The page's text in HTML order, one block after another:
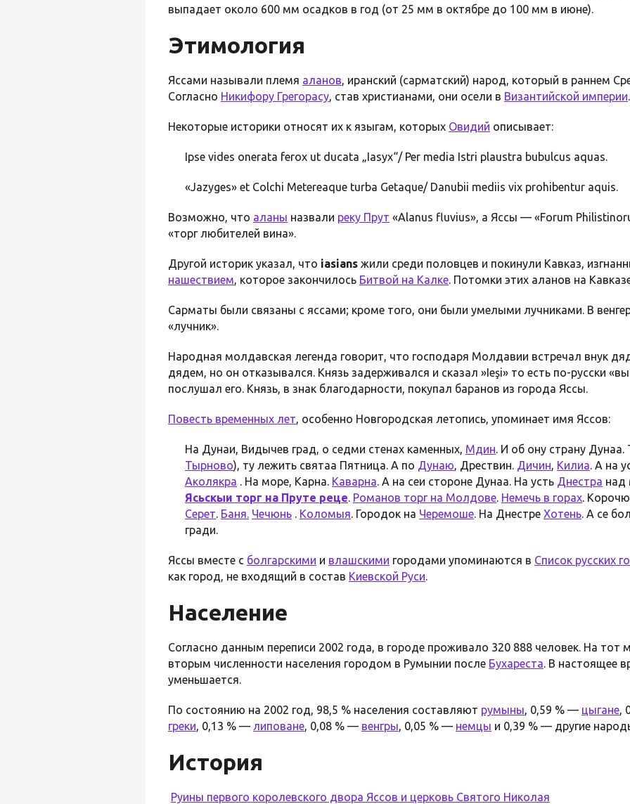
выпадает около 600 мм осадков в год (от 25 мм в октябре до 100 мм в июне).
Этимология
Яссами называли племя аланов, иранский (сарматский) народ, который в раннем
Согласно Никифору Грегорасу, став христианами, они осели в Византийской империи.
Некоторые историки относят их к языгам, которых Овидий описывает:
Ipse vides onerata ferox ut ducata „Iasyx“/ Per media Istri plaustra bubulcus aquas.
«Jazyges» et Colchi Metereaque turba Getaque/ Danubii mediis vix prohibentur aquis.
Возможно, что аланы назвали реку Прут «Alanus fluvius», a Яссы — «Forum
«торг любителей вина».
Другой историк указал, что iasians жили среди половцев и покинули Кавказ,
нашествием, которое закончилось Битвой на Калке. Потомки этих аланов на
Сарматы были связаны с яссами; кроме того, они были умелыми лучниками. В
«лучник».
Народная молдавская легенда говорит, что господаря Молдавии встречал внук
дядем, но он отказывался. Князь задерживался и сказал »Ieşi» то есть по-русски
послушал его. Князь, в знак благодарности, покупал баранов из города Яссы.
Повесть временных лет, особенно Новгородская летопись, упоминает имя Яссов:
На Дунаи, Видычев град, о седми стенах каменных, Мдин. И об ону страну
Тырново), ту лежить святаа Пятница. А по Дунаю, Дрествин. Дичин, Килиа. А на
Аколякра . На море, Карна. Каварна. А на сеи стороне Дунаа. На усть Днестра над
Ясьскыи торг на Пруте реце. Романов торг на Молдове. Немечь в горах.
Серет. Баня. Чечюнь . Коломыя. Городок на Черемоше. На Днестре Хотень. А се
гради.
Яссы вместе с болгарскими и влашскими городами упоминаются в Список русских
как город, не входящий в состав Киевской Руси.
Население
Согласно данным переписи 2002 года, в городе проживало 320 888 человек. На тот
вторым численности населения городом в Румынии после Бухареста. В настоящее
уменьшается.
По состоянию на 2002 год, 98,5 % населения составляют румыны, 0,59 % — цыгане,
греки, 0,13 % — липоване, 0,08 % — венгры, 0,05 % — немцы и 0,39 % — другие
История
Руины первого королевского двора Яссов и церковь Святого Николая